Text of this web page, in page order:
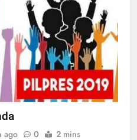
ago 0 2 mins